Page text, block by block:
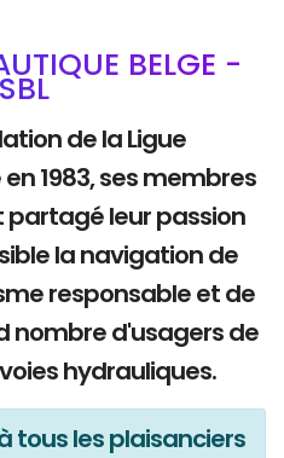
BELGE -
de la Ligue
1983, ses membres
leur passion
la navigation de
responsable et de
nombre d'usagers de
hydrauliques.
tous les plaisanciers